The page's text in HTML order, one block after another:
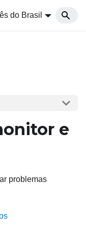
do Brasil
e
problemas